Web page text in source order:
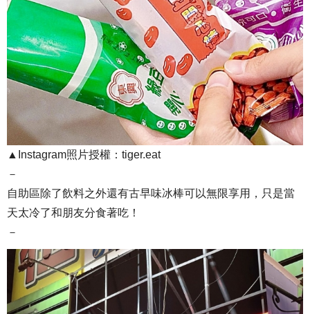
▲Instagram照片授權：tiger.eat
－
自助區除了飲料之外還有古早味冰棒可以無限享用，只是當
天太冷了和朋友分食著吃！
－